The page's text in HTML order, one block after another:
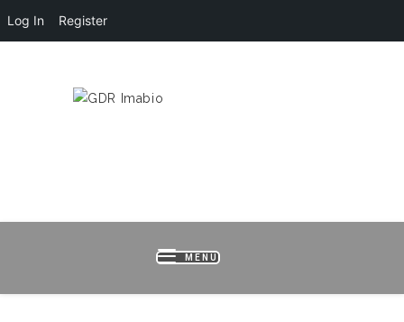
Log In Register
MENU